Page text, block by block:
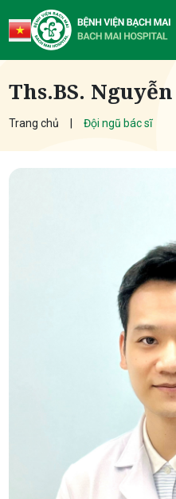
Ths.BS.
Trang chủ Đội ngũ bác sĩ